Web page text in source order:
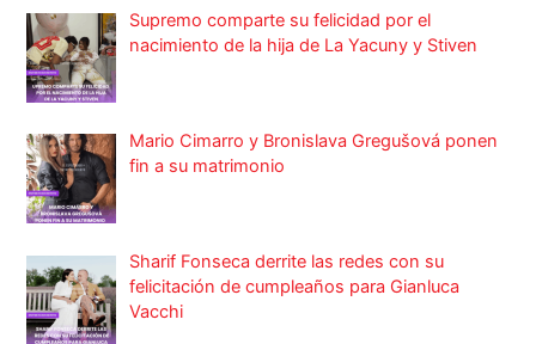
Supremo comparte su felicidad por el
nacimiento de la hija de La Yacuny y Stiven
Mario Cimarro y Bronislava Gregušová ponen
fin a su matrimonio
Sharif Fonseca derrite las redes con su
felicitación de cumpleaños para Gianluca
Vacchi